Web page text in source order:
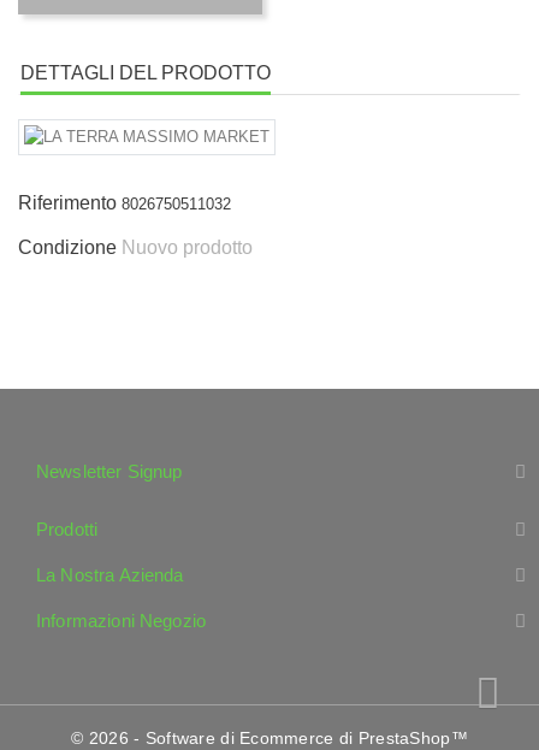
DETTAGLI DEL PRODOTTO
Riferimento 8026750511032
Condizione Nuovo prodotto
Newsletter Signup
Prodotti
La Nostra Azienda
Informazioni Negozio
© 2026 - Software di Ecommerce di PrestaShop™